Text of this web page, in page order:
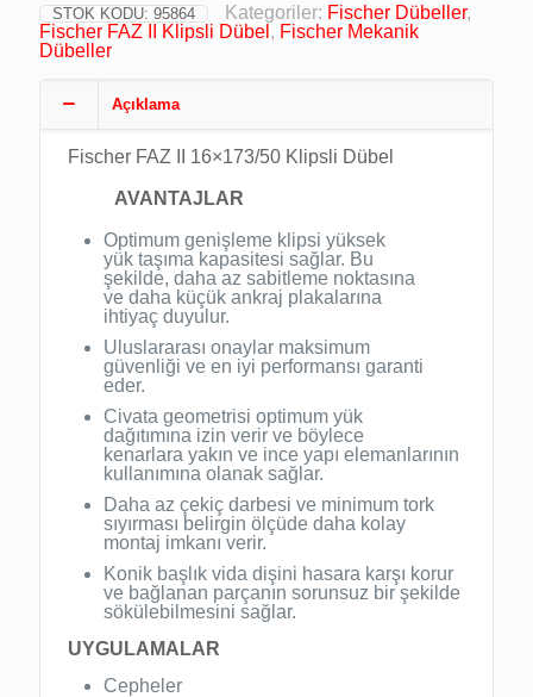
STOK KODU: 95864 Kategoriler: Fischer Dübeller,
Fischer FAZ II Klipsli Dübel , Fischer Mekanik
Dübeller
Açıklama
Fischer FAZ II 16×173/50 Klipsli Dübel
AVANTAJLAR
Optimum genişleme klipsi yüksek
yük taşıma kapasitesi sağlar. Bu
şekilde, daha az sabitleme noktasına
ve daha küçük ankraj plakalarına
ihtiyaç duyulur.
Uluslararası onaylar maksimum
güvenliği ve en iyi performansı garanti
eder.
Civata geometrisi optimum yük
dağıtımına izin verir ve böylece
kenarlara yakın ve ince yapı elemanlarının
kullanımına olanak sağlar.
Daha az çekiç darbesi ve minimum tork
sıyırması belirgin ölçüde daha kolay
montaj imkanı verir.
Konik başlık vida dişini hasara karşı korur
ve bağlanan parçanın sorunsuz bir şekilde
sökülebilmesini sağlar.
UYGULAMALAR
Cepheler